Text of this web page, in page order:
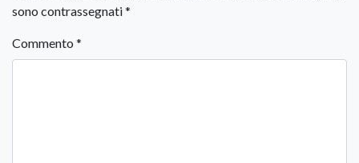
sono contrassegnati*
Commento *